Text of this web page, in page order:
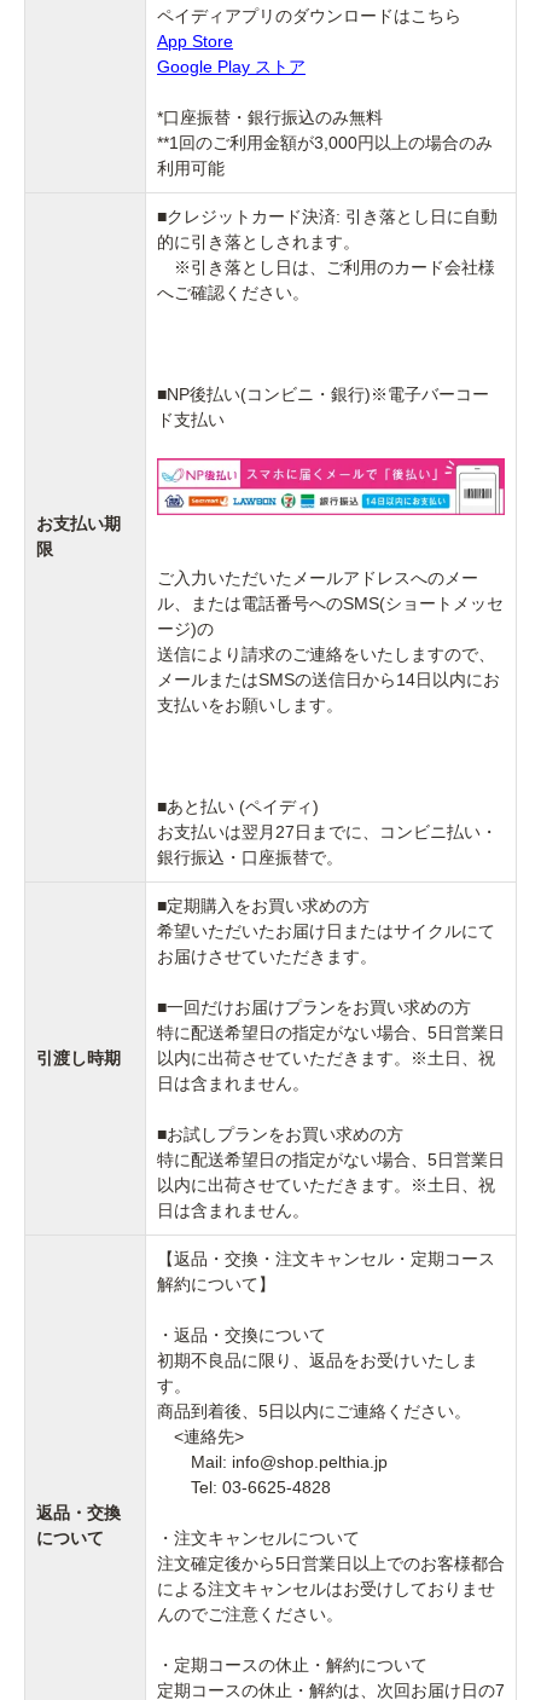
ペイディアプリのダウンロードはこちら
App Store
Google Play ストア
*口座振替・銀行振込のみ無料
**1回のご利用金額が3,000円以上の場合のみ
利用可能
お支払い期
限
■クレジットカード決済: 引き落とし日に自動
的に引き落としされます。
※引き落とし日は、ご利用のカード会社様
へご確認ください。
■NP後払い(コンビニ・銀行)※電子バーコー
ド支払い
ご入力いただいたメールアドレスへのメー
ル、または電話番号へのSMS(ショートメッセ
ージ)の
送信により請求のご連絡をいたしますので、
メールまたはSMSの送信日から14日以内にお
支払いをお願いします。
■あと払い (ペイディ)
お支払いは翌月27日までに、コンビニ払い・
銀行振込・口座振替で。
引渡し時期
■定期購入をお買い求めの方
希望いただいたお届け日またはサイクルにて
お届けさせていただきます。
■一回だけお届けプランをお買い求めの方
特に配送希望日の指定がない場合、5日営業日
以内に出荷させていただきます。※土日、祝
日は含まれません。
■お試しプランをお買い求めの方
特に配送希望日の指定がない場合、5日営業日
以内に出荷させていただきます。※土日、祝
日は含まれません。
返品・交換
について
【返品・交換・注文キャンセル・定期コース
解約について】
・返品・交換について
初期不良品に限り、返品をお受けいたしま
す。
商品到着後、5日以内にご連絡ください。
<連絡先>
Mail: info@shop.pelthia.jp
Tel: 03-6625-4828
・注文キャンセルについて
注文確定後から5日営業日以上でのお客様都合
による注文キャンセルはお受けしておりませ
んのでご注意ください。
・定期コースの休止・解約について
定期コースの休止・解約は、次回お届け日の7